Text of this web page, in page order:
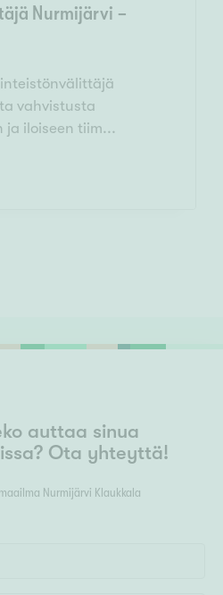
Nurmijärvi -
vahvistusta
iloiseen tiim...
auttaa sinua
Ota yhteyttä!
Nurmijärvi Klaukkala